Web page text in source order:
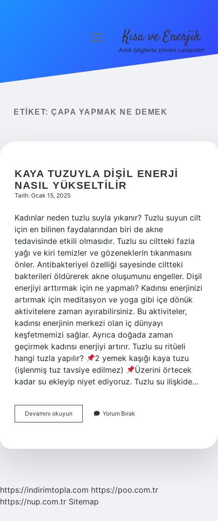
Yasal Uyarı
menüyü
Kısa ve Enerjik
Anlık bilgilerle zihnini canlandır!
ETIKET: ÇAPA YAPMAK NE DEMEK
KAYA TUZUYLA DIŞIL ENERJI
NASIL YÜKSELTILIR
Tarih: Ocak 15, 2025
Kadınlar neden tuzlu suyla yıkanır? Tuzlu suyun cilt
için en bilinen faydalarından biri de akne
tedavisinde etkili olmasıdır. Tuzlu su ciltteki fazla
yağı ve kiri temizler ve gözeneklerin tıkanmasını
önler. Antibakteriyel özelliği sayesinde ciltteki
bakterileri öldürerek akne oluşumunu engeller. Dişil
enerjiyi arttırmak için ne yapmalı? Kadınsı enerjinizi
artırmak için meditasyon ve yoga gibi içe dönük
aktivitelere zaman ayırabilirsiniz. Bu aktiviteler,
kadınsı enerjinin merkezi olan iç dünyayı
keşfetmemizi sağlar. Ayrıca doğada zaman
geçirmek kadınsı enerjiyi artırır. Tuzlu su ritüeli
hangi tuzla yapılır?
2 yemek kaşığı kaya tuzu
(işlenmiş tuz tavsiye edilmez)
Üzerini örtecek
kadar su ekleyip niyet ediyoruz. Tuzlu su ilişkide…
Devamını okuyun
Tuzuyla
Nasıl
Yorum Bırak
https://indirimtopla.com https://poo.com.tr
https://nup.com.tr Sitemap